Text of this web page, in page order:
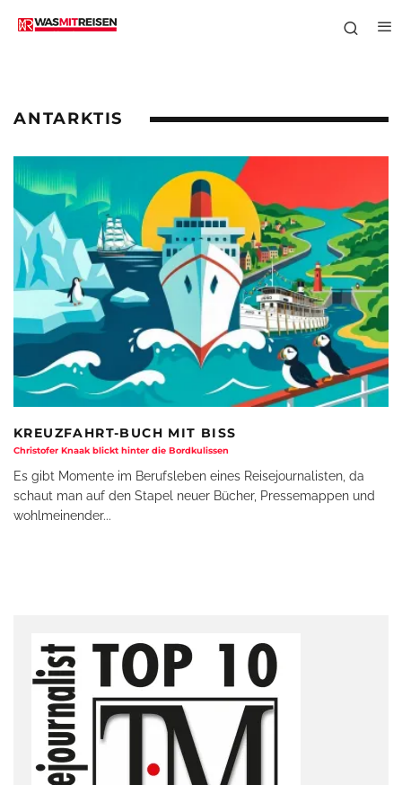
ANTARKTIS
KREUZFAHRT-BUCH MIT BISS
Christofer Knaak blickt hinter die Bordkulissen
Es gibt Momente im Berufsleben eines Reisejournalisten, da
schaut man auf den Stapel neuer Bücher, Pressemappen und
wohlmeinender...